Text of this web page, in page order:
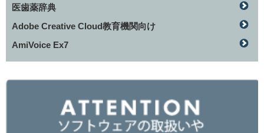
医歯薬辞典
Adobe Creative Cloud教育機関向け
AmiVoice Ex7